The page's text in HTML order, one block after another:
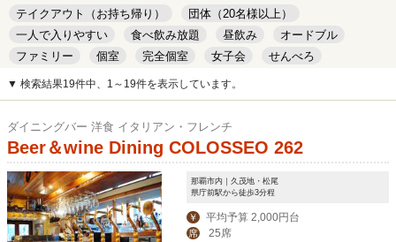
テイクアウト（お持ち帰り）
団体（20名様以上）
一人で入りやすい
食べ飲み放題 昼飲み
オードブル
ファミリー
個室 完全個室 女子会
せんべろ
キッズルーム
安い デート
▼ 検索結果19件中、1～19件を表示しています。
ダイニングバー 洋食 イタリアン・フレンチ
Beer＆wine Dining COLOSSEO 262
那覇市内｜久茂地・松尾
県庁前駅から徒歩3分程
￥ 平均予算 2,000円台
席 25席